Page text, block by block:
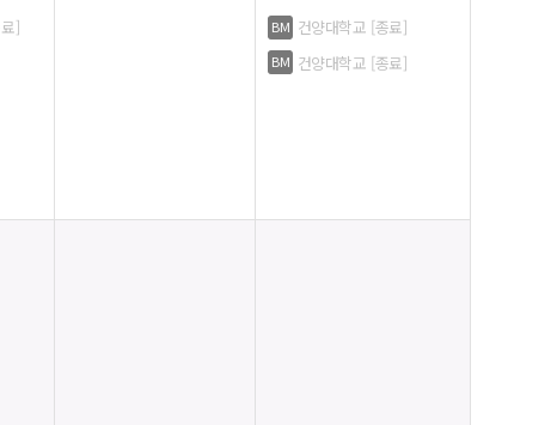
] BM 건양대학교 [종료]
BM 건양대학교 [종료]